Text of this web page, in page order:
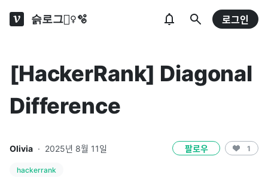
슭로그🧚‍♀️🫧 로그인
[HackerRank] Diagonal
Difference
Olivia · 2025년 8월 11일 팔로우 1
hackerrank